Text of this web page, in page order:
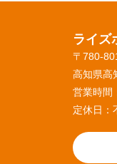
ライズ
〒780-
高知県高
営業時間
定休日：